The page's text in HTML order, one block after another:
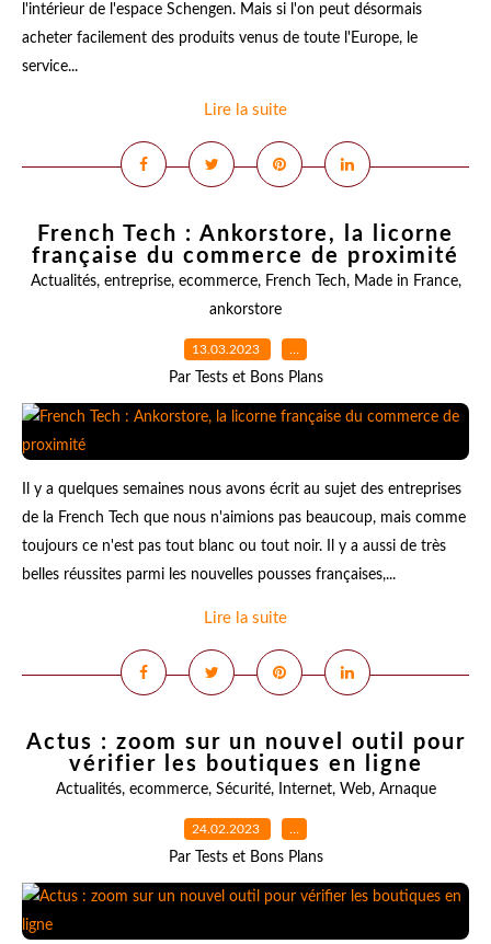
l'intérieur de l'espace Schengen. Mais si l'on peut désormais
acheter facilement des produits venus de toute l'Europe, le
service...
Lire la suite
French Tech : Ankorstore, la licorne
française du commerce de proximité
Actualités, entreprise, ecommerce, French Tech, Made in France,
ankorstore
13.03.2023 …
Par Tests et Bons Plans
Il y a quelques semaines nous avons écrit au sujet des entreprises
de la French Tech que nous n'aimions pas beaucoup, mais comme
toujours ce n'est pas tout blanc ou tout noir. Il y a aussi de très
belles réussites parmi les nouvelles pousses françaises,...
Lire la suite
Actus : zoom sur un nouvel outil pour
vérifier les boutiques en ligne
Actualités, ecommerce, Sécurité, Internet, Web, Arnaque
24.02.2023 …
Par Tests et Bons Plans